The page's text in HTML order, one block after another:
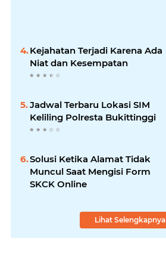
Kejahatan Terjadi Karena Ada
Niat dan Kesempatan
Jadwal Terbaru Lokasi SIM
Keliling Polresta Bukittinggi
Solusi Ketika Alamat Tidak
Muncul Saat Mengisi Form
SKCK Online
Lihat Selengkapnya